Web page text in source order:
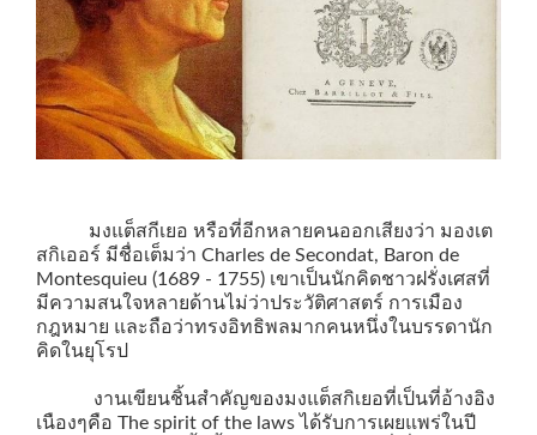
มงแต็สกีเยอ หรือที่อีกหลายคนออกเสียงว่า มองเต
สกิเออร์ มีชื่อเต็มว่า Charles de Secondat, Baron de
Montesquieu (1689 - 1755) เขาเป็นนักคิดชาวฝรั่งเศสที่
มีความสนใจหลายด้านไม่ว่าประวัติศาสตร์ การเมือง
กฎหมาย และถือว่าทรงอิทธิพลมากคนหนึ่งในบรรดานัก
คิดในยุโรป
งานเขียนชิ้นสำคัญของมงแต็สกิเยอที่เป็นที่อ้างอิง
เนืองๆคือ The spirit of the laws ได้รับการเผยแพร่ในปี